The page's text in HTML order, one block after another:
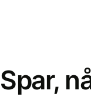
Spar,